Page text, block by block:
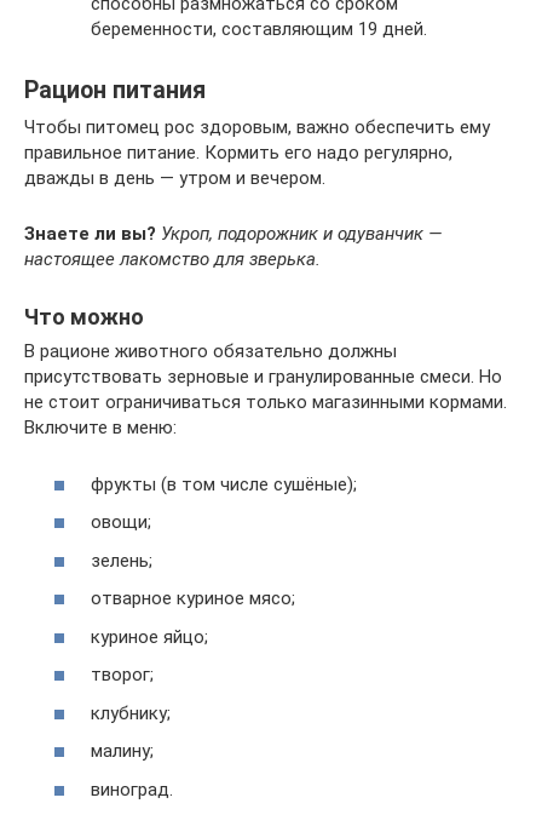
беременности, составляющим 19 дней.
Рацион питания
Чтобы питомец рос здоровым, важно обеспечить ему
правильное питание. Кормить его надо регулярно,
дважды в день — утром и вечером.
Знаете ли вы? Укроп, подорожник и одуванчик —
настоящее лакомство для зверька.
Что можно
В рационе животного обязательно должны
присутствовать зерновые и гранулированные смеси. Но
не стоит ограничиваться только магазинными кормами.
Включите в меню:
фрукты (в том числе сушёные);
овощи;
зелень;
отварное куриное мясо;
куриное яйцо;
творог;
клубнику;
малину;
виноград.